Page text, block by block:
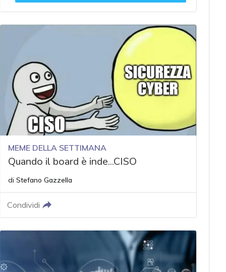
MEME DELLA SETTIMANA
Quando il board è inde...CISO
diStefano Gazzella
Condividi